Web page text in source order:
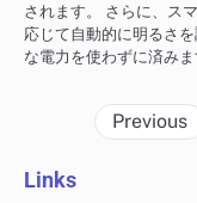
されます。 さらに、ス
応じて自動的に明るさ
な電力を使わずに済み
Previous
Links